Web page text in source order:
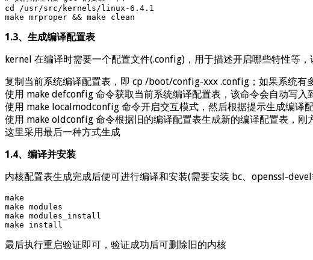
cd /usr/src/kernels/linux-6.4.1
make mrproper && make clean
1.3、生成编译配置表
kernel 在编译时需要一个配置文件(.config)，用于描述开启哪些特性等
复制当前系统编译配置表，即 cp /boot/config-xxx .config；如果系统有
使用 make defconfig 命令获取当前系统编译配置表，该命令会自动写入
使用 make localmodconfig 命令开启交互模式，然后根据提示生成编译
使用 make oldconfig 命令根据旧的编译配置表生成新的编译配置表，
这里采用最后一种方式生成
1.4、编译并安装
内核配置表生成完成后便可进行编译和安装(需要安装 bc、openssl-
make
make modules
make modules_install
make install
最后执行重启验证即可，验证成功后可删除旧的内核